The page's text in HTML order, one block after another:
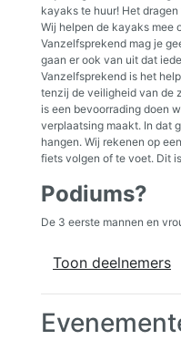
kayaks te huur! Het
Wij helpen de kayaks mee
Vanzelfsprekend mag je
gaan er ook van uit dat
Vanzelfsprekend is het
tenzij de veiligheid van de
is een bevoorrading doen
verplaatsing maakt. In dat
hangen. Wij rekenen op
fiets volgen of te voet. Dit
Podiums?
De 3 eerste mannen en
Toon deelnemers